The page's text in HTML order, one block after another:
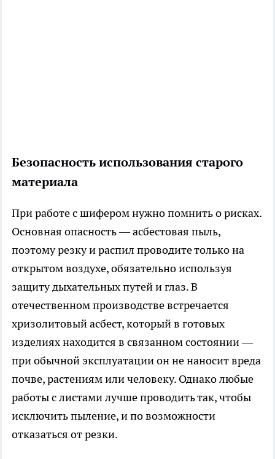
Безопасность использования старого
материала
При работе с шифером нужно помнить о рисках.
Основная опасность — асбестовая пыль,
поэтому резку и распил проводите только на
открытом воздухе, обязательно используя
защиту дыхательных путей и глаз. В
отечественном производстве встречается
хризолитовый асбест, который в готовых
изделиях находится в связанном состоянии —
при обычной эксплуатации он не наносит вреда
почве, растениям или человеку. Однако любые
работы с листами лучше проводить так, чтобы
исключить пыление, и по возможности
отказаться от резки.